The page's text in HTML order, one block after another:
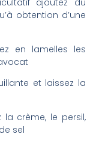
ajoutez du
obtention d’une
en lamelles les
et laissez la
crème, le persil,
sel